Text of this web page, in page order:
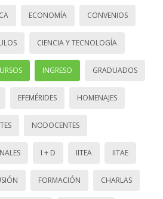
ECONOMÍA CONVENIOS
CIENCIA Y TECNOLOGÍA
INGRESO GRADUADOS
EFEMÉRIDES HOMENAJES
NODOCENTES
I + D IITEA IITAE
FORMACIÓN CHARLAS